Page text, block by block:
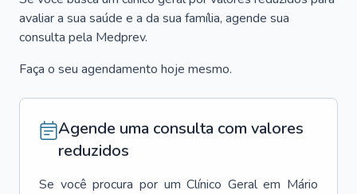
avaliar a sua saúde e a da sua família, agende sua
consulta pela Medprev.
Faça o seu agendamento hoje mesmo.
Agende uma consulta com valores
reduzidos
Se você procura por um Clínico Geral em Mário